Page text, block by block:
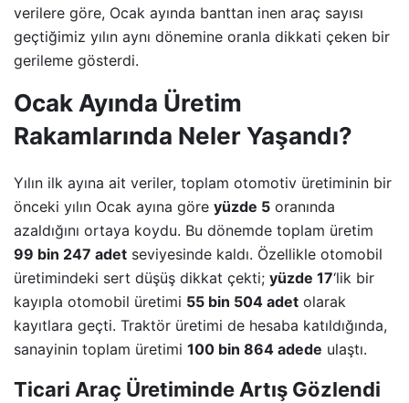
verilere göre, Ocak ayında banttan inen araç sayısı
geçtiğimiz yılın aynı dönemine oranla dikkati çeken bir
gerileme gösterdi.
Ocak Ayında Üretim
Rakamlarında Neler Yaşandı?
Yılın ilk ayına ait veriler, toplam otomotiv üretiminin bir
önceki yılın Ocak ayına göre yüzde 5 oranında
azaldığını ortaya koydu. Bu dönemde toplam üretim
99 bin 247 adet seviyesinde kaldı. Özellikle otomobil
üretimindeki sert düşüş dikkat çekti; yüzde 17‘lik bir
kayıpla otomobil üretimi 55 bin 504 adet olarak
kayıtlara geçti. Traktör üretimi de hesaba katıldığında,
sanayinin toplam üretimi 100 bin 864 adede ulaştı.
Ticari Araç Üretiminde Artış Gözlendi